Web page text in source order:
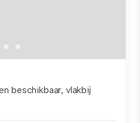
beschikbaar, vlakbij